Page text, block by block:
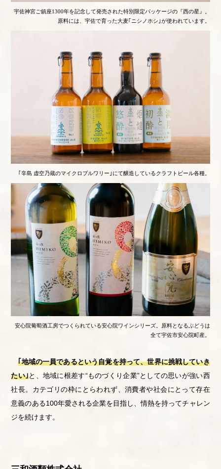
宇佐神宮ご鎮座1300年を記念して発売された特別限定パッケージの『西の星』。
原料には、宇佐で育った大麦｢ニシノホシ｣が使われています。
｢辛島 虚空乃蔵のマイクロブルワリー｣にて醸造しているクラフトビール各種。
安心院葡萄酒工房でつくられている安心院ワインシリーズ。原料となるぶどうは
全て宇佐市安心院町産。
｢地域の一員であるという自覚を持って、世界に挑戦していき
たい｣と、地域に根差す“ものづくり企業”としての思いが強い西
社長。カテゴリの枠にとらわれず、消費者や社会にとって存在
意義のある100年愛される企業を目指し、情熱を持ってチャレン
ジを続けます。